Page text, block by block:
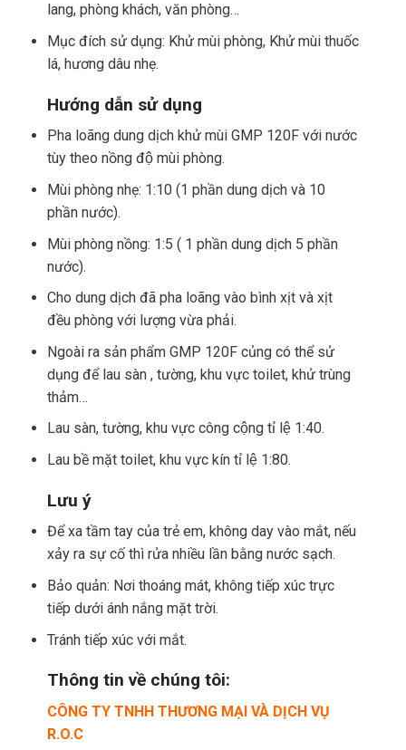
lang, phòng khách, văn phòng…
Mục đích sử dụng: Khử mùi phòng, Khử mùi thuốc
lá, hương dâu nhẹ.
Hướng dẫn sử dụng
Pha loãng dung dịch khử mùi GMP 120F với nước
tùy theo nồng độ mùi phòng.
Mùi phòng nhẹ: 1:10 (1 phần dung dịch và 10
phần nước).
Mùi phòng nồng: 1:5 ( 1 phần dung dịch 5 phần
nước).
Cho dung dịch đã pha loãng vào bình xịt và xịt
đều phòng với lượng vừa phải.
Ngoài ra sản phẩm GMP 120F củng có thể sử
dụng để lau sàn , tường, khu vực toilet, khử trùng
thảm…
Lau sàn, tường, khu vực công cộng tỉ lệ 1:40.
Lau bề mặt toilet, khu vực kín tỉ lệ 1:80.
Lưu ý
Để xa tầm tay của trẻ em, không day vào mắt, nếu
xảy ra sự cố thì rửa nhiều lần bằng nước sạch.
Bảo quản: Nơi thoáng mát, không tiếp xúc trực
tiếp dưới ánh nắng mặt trời.
Tránh tiếp xúc với mắt.
Thông tin về chúng tôi:
CÔNG TY TNHH THƯƠNG MẠI VÀ DỊCH VỤ
R.O.C